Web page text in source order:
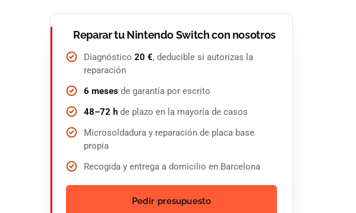
Reparar tu Nintendo Switch con nosotros
Diagnóstico 20 €, deducible si autorizas la
reparación
6 mesesde garantía por escrito
48–72 hde plazo en la mayoría de casos
Microsoldadura y reparación de placa base
propia
Recogida y entrega a domicilio en Barcelona
Pedir presupuesto